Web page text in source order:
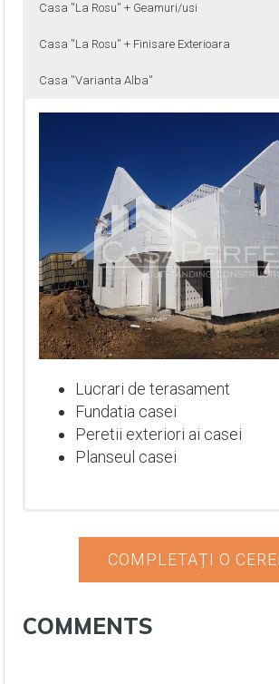
Casa ''La Rosu'' + Geamuri/usi
Casa ''La Rosu'' + Finisare Exterioara
Casa ''Varianta Alba''
Lucrari de terasament
Fundatia casei
Peretii exteriori ai casei
Planseul casei
COMPLETAȚI O
COMMENTS